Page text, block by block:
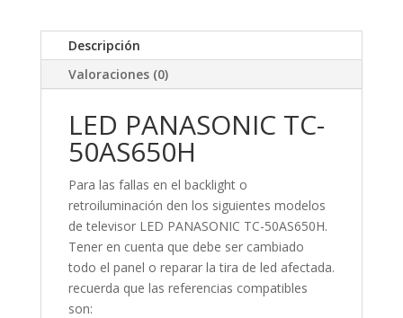
Descripción
Valoraciones (0)
LED PANASONIC TC-
50AS650H
Para las fallas en el backlight o
retroiluminación den los siguientes modelos
de televisor LED PANASONIC TC-50AS650H.
Tener en cuenta que debe ser cambiado
todo el panel o reparar la tira de led afectada.
recuerda que las referencias compatibles
son: